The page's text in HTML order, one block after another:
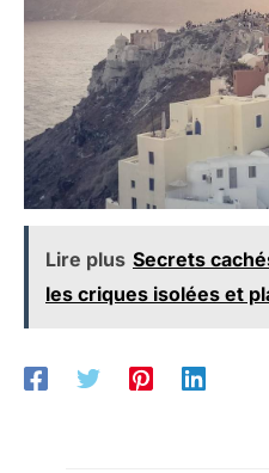
Lire plus Secrets
les criques isolées et